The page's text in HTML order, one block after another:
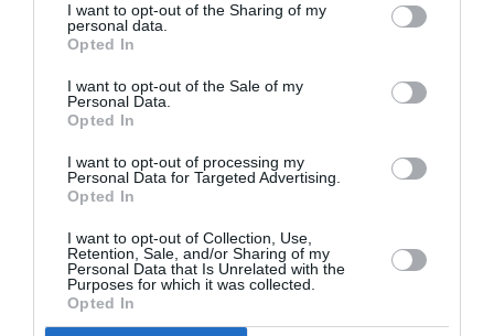
I want to opt-out of the Sharing of my
personal data.
Opted In
I want to opt-out of the Sale of my
Personal Data.
Opted In
I want to opt-out of processing my
Personal Data for Targeted Advertising.
Opted In
I want to opt-out of Collection, Use,
Retention, Sale, and/or Sharing of my
Personal Data that Is Unrelated with the
Purposes for which it was collected.
Opted In
ΠΑΡ 07.07 | 23.00 AMERICAN GRAFFITI / Νεανικά
συνθήματα
ΗΠΑ | 1973 | 112’ | Κωμωδία-Δράμα Ενηλικίωσης |